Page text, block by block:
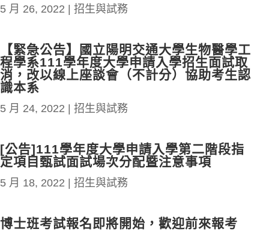
5 月 26, 2022 招生與試務
【緊急公告】國立陽明交通大學生物醫學工
程學系111學年度大學申請入學招生面試取
消，改以線上座談會（不計分）協助考生認
識本系
5 月 24, 2022 招生與試務
[公告]111學年度大學申請入學第二階段指
定項目甄試面試場次分配暨注意事項
5 月 18, 2022 招生與試務
博士班考試報名即將開始，歡迎前來報考